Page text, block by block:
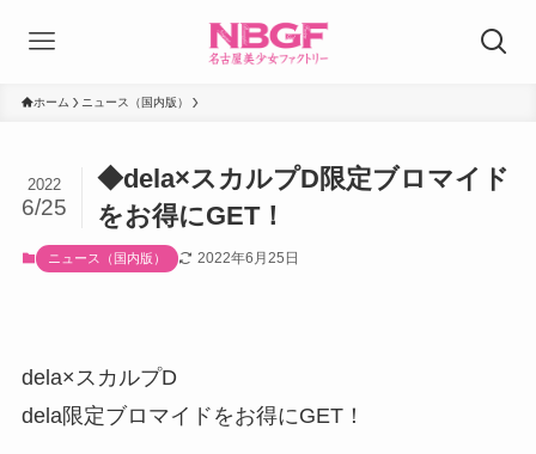
ホーム ニュース（国内版）
◆dela×スカルプD限定ブロマイド
をお得にGET！
2022
6/25
ニュース（国内版） 2022年6月25日
dela×スカルプD
dela限定ブロマイドをお得にGET！